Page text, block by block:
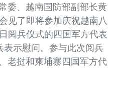
委、越南国防部副部长黄
见了即将参加庆祝越南八
阅兵仪式的四国军方代表
表示慰问。参与此次阅兵
老挝和柬埔寨四国军方代